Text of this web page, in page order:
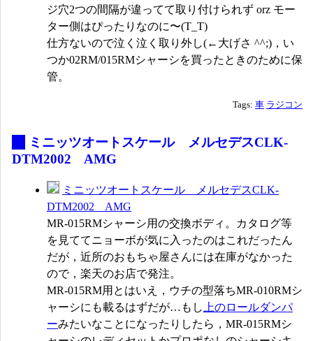
ジ穴2つの間隔が違ってて取り付けられず orz モー
ター側はぴったりなのに〜(T_T)
仕方ないので泣く泣く取り外し(←大げさ ^^;)，い
つか02RM/015RMシャーシを買ったときのために保
管。
Tags: 車 ラジコン
ミニッツオートスケール メルセデスCLK-
DTM2002 AMG
ミニッツオートスケール メルセデスCLK-
DTM2002 AMG
MR-015RMシャーシ用の交換ボディ。カタログ等
を見ててニョーボが気に入ったのはこれだったん
だが，近所のおもちゃ屋さんには在庫がなかった
ので，楽天のお店で発注。
MR-015RM用とはいえ，ウチの型落ちMR-010RMシ
ャーシにも載るはずだが…もし 上のロールダンパ
ーみたいなことになったりしたら，MR-015RMシ